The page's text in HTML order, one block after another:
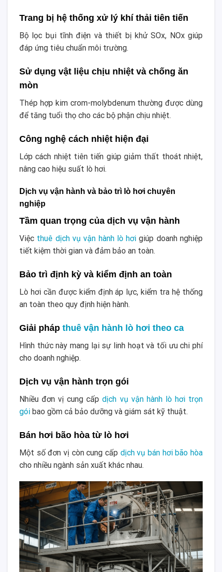
Trang bị hệ thống xử lý khí thải tiên tiến
Bộ lọc bụi tĩnh điện và thiết bị khử SOx, NOx giúp
đáp ứng tiêu chuẩn môi trường.
Sử dụng vật liệu chịu nhiệt và chống ăn
mòn
Thép hợp kim crom-molybdenum thường được dùng
để tăng tuổi thọ cho các bộ phận chịu nhiệt.
Công nghệ cách nhiệt hiện đại
Lớp cách nhiệt tiên tiến giúp giảm thất thoát nhiệt,
nâng cao hiệu suất lò hơi.
Dịch vụ vận hành và bảo trì lò hơi chuyên
nghiệp
Tầm quan trọng của dịch vụ vận hành
Việc thuê dịch vụ vận hành lò hơi giúp doanh nghiệp
tiết kiệm thời gian và đảm bảo an toàn.
Bảo trì định kỳ và kiểm định an toàn
Lò hơi cần được kiểm định áp lực, kiểm tra hệ thống
an toàn theo quy định hiện hành.
Giải pháp thuê vận hành lò hơi theo ca
Hình thức này mang lại sự linh hoạt và tối ưu chi phí
cho doanh nghiệp.
Dịch vụ vận hành trọn gói
Nhiều đơn vị cung cấpdịch vụ vận hành lò hơi trọn
gói bao gồm cả bảo dưỡng và giám sát kỹ thuật.
Bán hơi bão hòa từ lò hơi
Một số đơn vị còn cung cấp dịch vụ bán hơi bão hòa
cho nhiều ngành sản xuất khác nhau.